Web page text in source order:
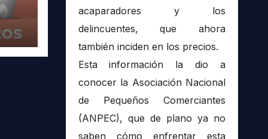
acaparadores y los
delincuentes, que ahora
también inciden en los precios.
Esta información la dio a
conocer la Asociación Nacional
de Pequeños Comerciantes
(ANPEC), que de plano ya no
saben cómo enfrentar esta